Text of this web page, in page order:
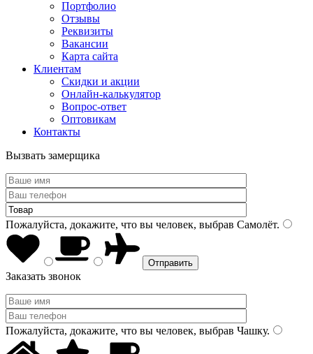
Портфолио
Отзывы
Реквизиты
Вакансии
Карта сайта
Клиентам
Скидки и акции
Онлайн-калькулятор
Вопрос-ответ
Оптовикам
Контакты
Вызвать замерщика
Пожалуйста, докажите, что вы человек, выбрав Самолёт.
Заказать звонок
Пожалуйста, докажите, что вы человек, выбрав Чашку.